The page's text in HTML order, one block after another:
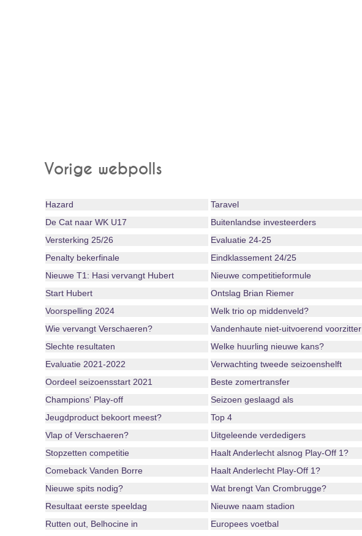
Vorige webpolls
Hazard Taravel
De Cat naar WK U17
Buitenlandse investeerders
Versterking 25/26
Evaluatie 24-25
Penalty bekerfinale
Eindklassement 24/25
Nieuwe T1: Hasi vervangt Hubert
Nieuwe competitieformule
Start Hubert
Ontslag Brian Riemer
Voorspelling 2024
Welk trio op middenveld?
Wie vervangt Verschaeren?
Vandenhaute niet-uitvoerend voorzitter
Slechte resultaten
Welke huurling nieuwe kans?
Evaluatie 2021-2022
Verwachting tweede seizoenshelft
Oordeel seizoensstart 2021
Beste zomertransfer
Champions' Play-off
Seizoen geslaagd als
Jeugdproduct bekoort meest?
Top 4
Vlap of Verschaeren?
Uitgeleende verdedigers
Stopzetten competitie
Haalt Anderlecht alsnog Play-Off 1?
Comeback Vanden Borre
Haalt Anderlecht Play-Off 1?
Nieuwe spits nodig?
Wat brengt Van Crombrugge?
Resultaat eerste speeldag
Nieuwe naam stadion
Rutten out, Belhocine in
Europees voetbal